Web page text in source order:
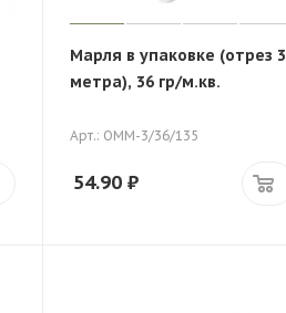
Марля в упаковке (отрез 3
метра), 36 гр/м.кв.
Арт.: ОММ-3/36/135
54.90₽